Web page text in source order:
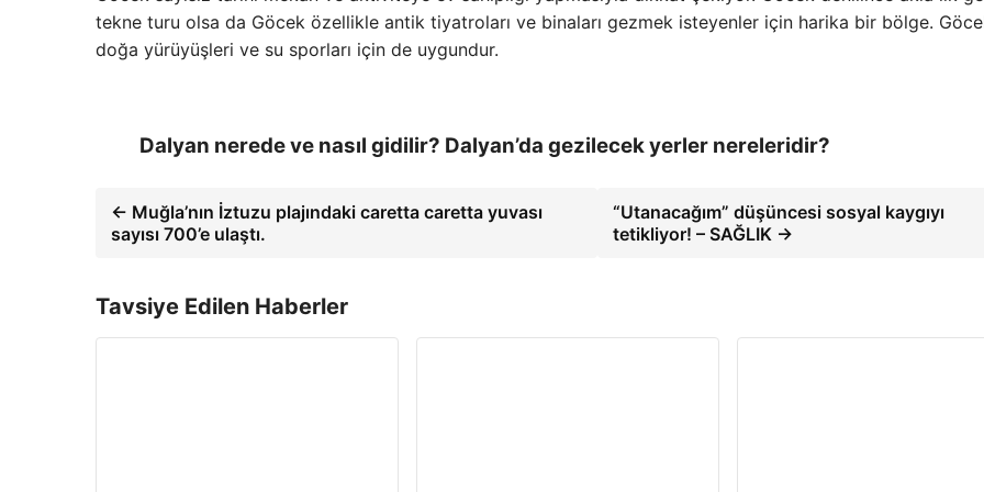
tekne turu olsa da Göcek özellikle antik tiyatroları ve binaları gezmek isteyenler için harika bir bölge.
doğa yürüyüşleri ve su sporları için de uygundur.
Dalyan nerede ve nasıl gidilir? Dalyan’da gezilecek yerler nereleridir?
← Muğla’nın İztuzu plajındaki caretta caretta yuvası
sayısı 700’e ulaştı.
“Utanacağım” düşüncesi sosyal kaygıyı
tetikliyor! – SAĞLIK →
Tavsiye Edilen Haberler